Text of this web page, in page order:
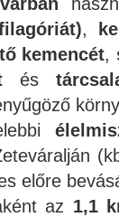
,
kemencét,
és
előre
az 1,1